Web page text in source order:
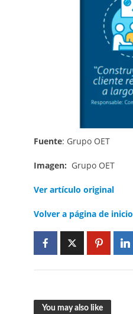
Fuente: Grupo OET
Imagen: Grupo OET
Ver artículo original
Volver a página de inicio
You may also like